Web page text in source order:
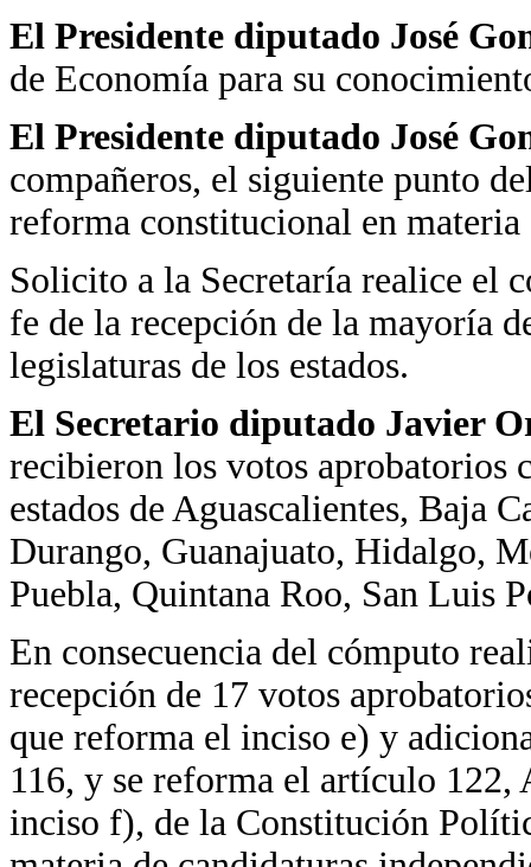
El Presidente diputado José
de Economía para su
El Presidente diputado José
compañeros, el siguiente punto
reforma constitucional en materia
Solicito a la Secretaría realice el
fe de la recepción de la mayoría
legislaturas de los estados.
El Secretario diputado Javier
recibieron los votos aprobatorios
estados de Aguascalientes, Baja
Durango, Guanajuato, Hidalgo,
Puebla, Quintana Roo, San Luis
En consecuencia del cómputo
recepción de 17 votos
que reforma el inciso e) y
116, y se reforma el artículo 122,
inciso f), de la Constitución